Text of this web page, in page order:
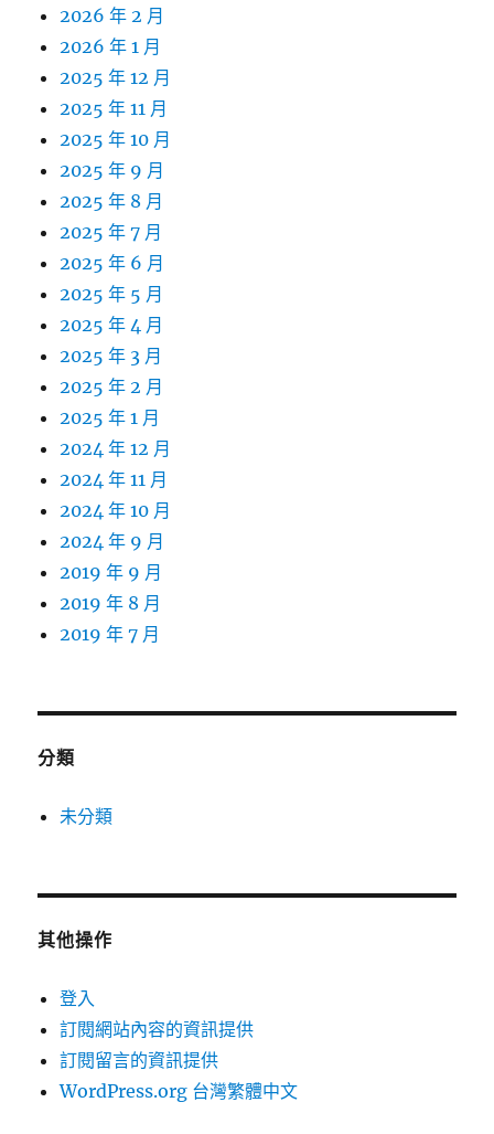
2026 年 2 月
2026 年 1 月
2025 年 12 月
2025 年 11 月
2025 年 10 月
2025 年 9 月
2025 年 8 月
2025 年 7 月
2025 年 6 月
2025 年 5 月
2025 年 4 月
2025 年 3 月
2025 年 2 月
2025 年 1 月
2024 年 12 月
2024 年 11 月
2024 年 10 月
2024 年 9 月
2019 年 9 月
2019 年 8 月
2019 年 7 月
分類
未分類
其他操作
登入
訂閱網站內容的資訊提供
訂閱留言的資訊提供
WordPress.org 台灣繁體中文